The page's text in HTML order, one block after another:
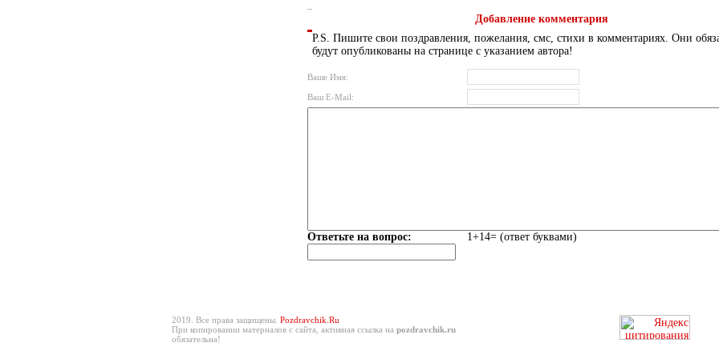
Добавление комментария
P.S. Пишите свои поздравления, пожелания, смс, стихи в комментариях. Они
будут опубликованы на странице с указанием автора!
Ваше Имя:
Ваш E-Mail:
Ответьте на вопрос: 1+14= (ответ буквами)
2019. Все права защищены. Pozdravchik.Ru
При копировании материалов с сайта, активная ссылка на pozdravchik.ru
обязательна!